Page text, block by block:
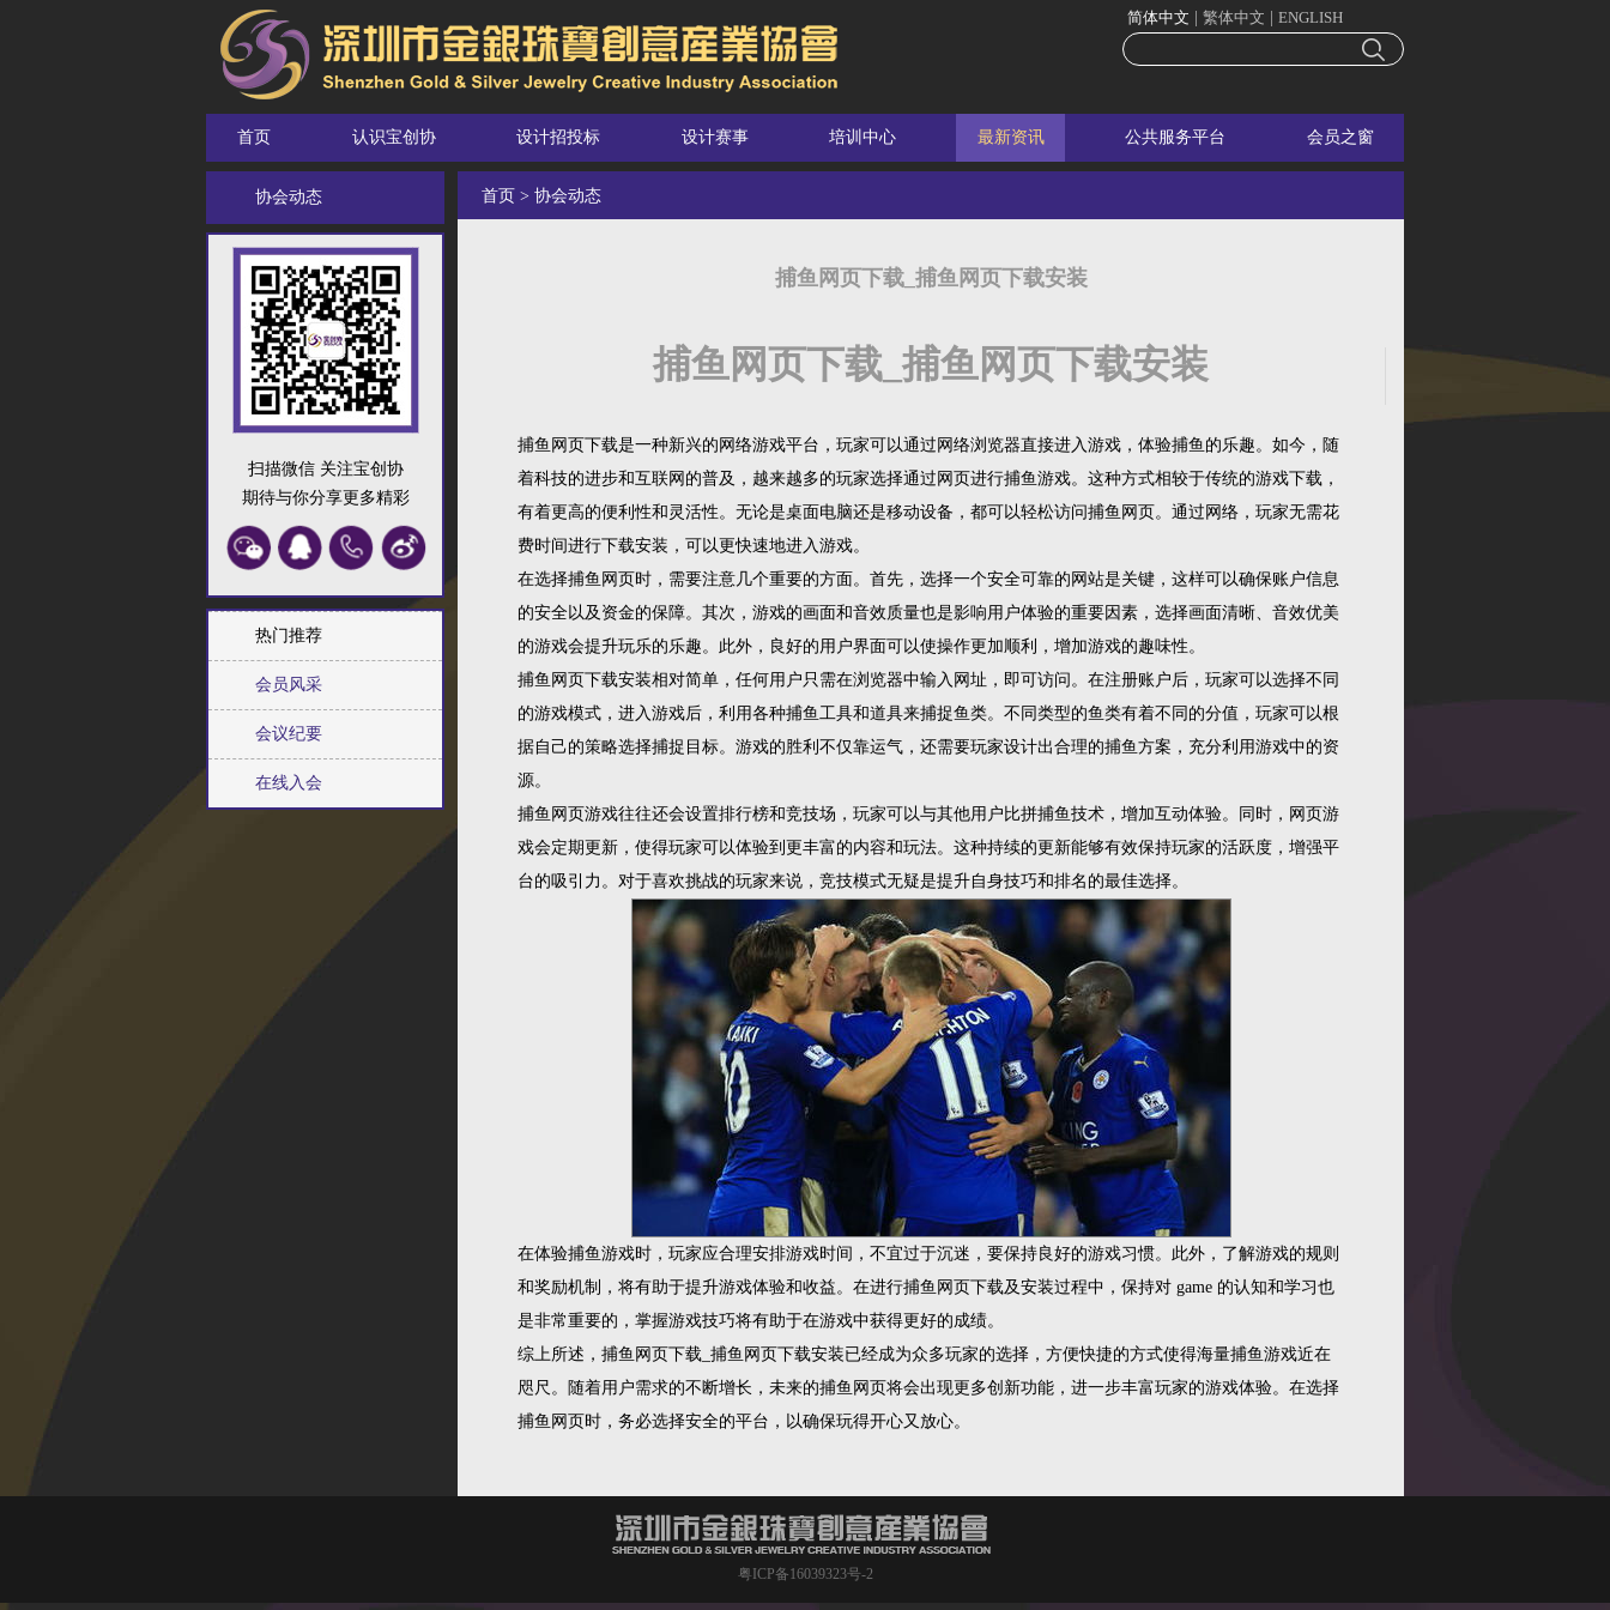
简体中文 繁体中文 ENGLISH
首页 认识宝创协 设计招投标 设计赛事 培训中心 最新资讯 公共服务平台 会员之窗
协会动态 首页 > 协会动态
捕鱼网页下载_捕鱼网页下载安装
捕鱼网页下载_捕鱼网页下载安装
捕鱼网页下载是一种新兴的网络游戏平台，玩家可以通过网络浏览器直接进入游戏，体验捕鱼的乐趣。如今，随
着科技的进步和互联网的普及，越来越多的玩家选择通过网页进行捕鱼游戏。这种方式相较于传统的游戏下载，
有着更高的便利性和灵活性。无论是桌面电脑还是移动设备，都可以轻松访问捕鱼网页。通过网络，玩家无需花
费时间进行下载安装，可以更快速地进入游戏。
在选择捕鱼网页时，需要注意几个重要的方面。首先，选择一个安全可靠的网站是关键，这样可以确保账户信息
的安全以及资金的保障。其次，游戏的画面和音效质量也是影响用户体验的重要因素，选择画面清晰、音效优美
的游戏会提升玩乐的乐趣。此外，良好的用户界面可以使操作更加顺利，增加游戏的趣味性。
捕鱼网页下载安装相对简单，任何用户只需在浏览器中输入网址，即可访问。在注册账户后，玩家可以选择不同
的游戏模式，进入游戏后，利用各种捕鱼工具和道具来捕捉鱼类。不同类型的鱼类有着不同的分值，玩家可以根
据自己的策略选择捕捉目标。游戏的胜利不仅靠运气，还需要玩家设计出合理的捕鱼方案，充分利用游戏中的资
源。
捕鱼网页游戏往往还会设置排行榜和竞技场，玩家可以与其他用户比拼捕鱼技术，增加互动体验。同时，网页游
戏会定期更新，使得玩家可以体验到更丰富的内容和玩法。这种持续的更新能够有效保持玩家的活跃度，增强平
台的吸引力。对于喜欢挑战的玩家来说，竞技模式无疑是提升自身技巧和排名的最佳选择。
在体验捕鱼游戏时，玩家应合理安排游戏时间，不宜过于沉迷，要保持良好的游戏习惯。此外，了解游戏的规则
和奖励机制，将有助于提升游戏体验和收益。在进行捕鱼网页下载及安装过程中，保持对 game 的认知和学习也
是非常重要的，掌握游戏技巧将有助于在游戏中获得更好的成绩。
综上所述，捕鱼网页下载_捕鱼网页下载安装已经成为众多玩家的选择，方便快捷的方式使得海量捕鱼游戏近在
咫尺。随着用户需求的不断增长，未来的捕鱼网页将会出现更多创新功能，进一步丰富玩家的游戏体验。在选择
捕鱼网页时，务必选择安全的平台，以确保玩得开心又放心。
扫描微信 关注宝创协
期待与你分享更多精彩
热门推荐
会员风采
会议纪要
在线入会
粤ICP备16039323号-2